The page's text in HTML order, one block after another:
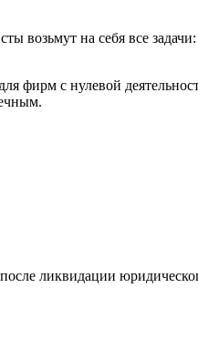
на себя все задачи:
фирм с нулевой
ликвидации